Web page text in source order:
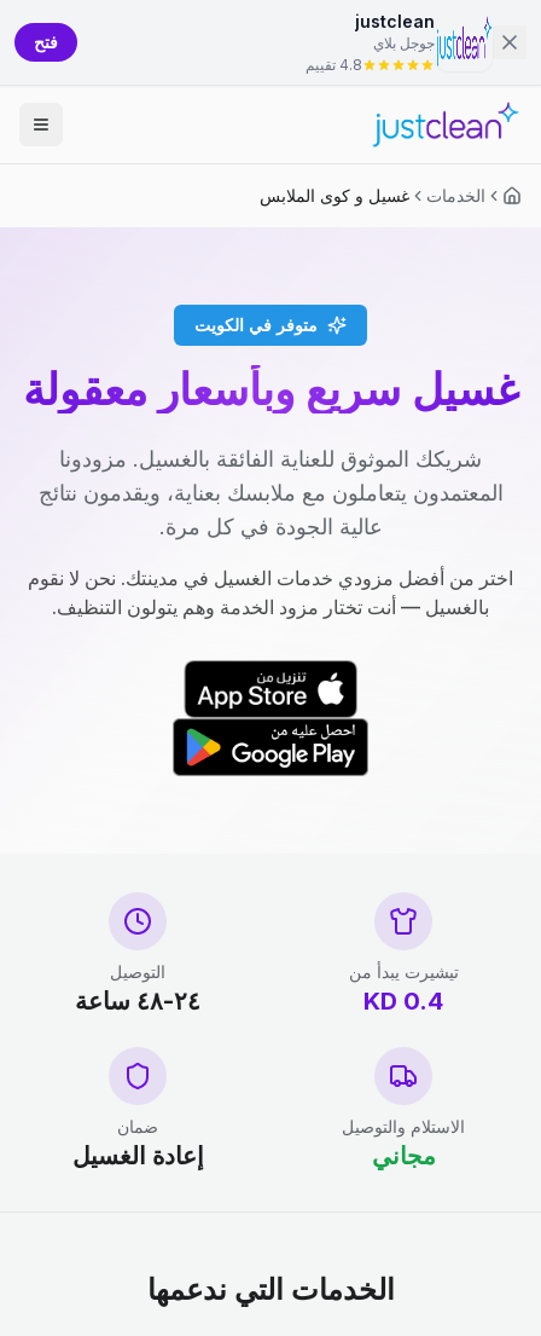
justclean
جوجل بلاي
4.8 تقييم
فتح
الخدمات غسيل و كوى الملابس
متوفر في الكويت
غسيل سريع وبأسعار معقولة
شريكك الموثوق للعناية الفائقة بالغسيل. مزودونا
المعتمدون يتعاملون مع ملابسك بعناية، ويقدمون نتائج
عالية الجودة في كل مرة.
اختر من أفضل مزودي خدمات الغسيل في مدينتك. نحن لا نقوم
بالغسيل — أنت تختار مزود الخدمة وهم يتولون التنظيف.
تيشيرت يبدأ من
0.4
KD
التوصيل
٢٤-٤٨ ساعة
الاستلام والتوصيل
مجاني
ضمان
إعادة الغسيل
الخدمات التي ندعمها